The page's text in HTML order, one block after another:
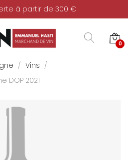
à partir de 300 €
0
Vins
DOP 2021